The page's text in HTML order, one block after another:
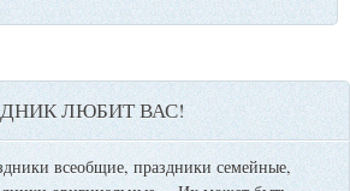
ЛЮБИТ ВАС!
всеобщие, праздники семейные,